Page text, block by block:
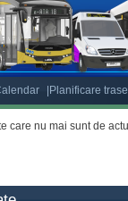
|Planificare
care nu mai sunt de